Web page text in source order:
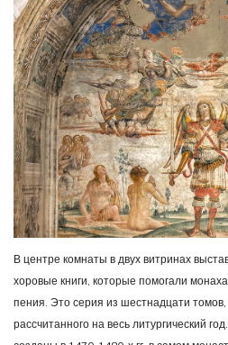
В центре комнаты в двух витринах
хоровые книги, которые помогали
пения. Это серия из шестнадцати томов,
рассчитанного на весь литургический